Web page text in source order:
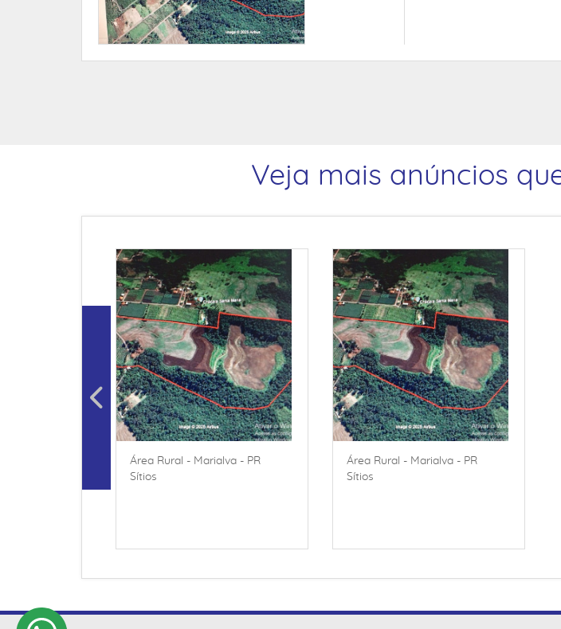
Veja mais anúncios
Área Rural - Marialva - PR
Sítios
Área Rural - Marialva - PR
Sítios